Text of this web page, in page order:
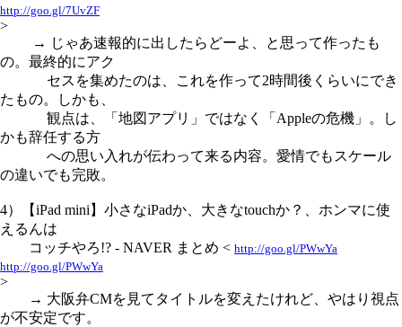
http://goo.gl/7UvZF
>
→ じゃあ速報的に出したらどーよ、と思って作ったも
の。最終的にアク
セスを集めたのは、これを作って2時間後くらいにでき
たもの。しかも、
観点は、「地図アプリ」ではなく「Appleの危機」。し
かも辞任する方
への思い入れが伝わって来る内容。愛情でもスケール
の違いでも完敗。
4）【iPad mini】小さなiPadか、大きなtouchか？、ホンマに使
えるんは
コッチやろ!? - NAVER まとめ < http://goo.gl/PWwYa
http://goo.gl/PWwYa
>
→ 大阪弁CMを見てタイトルを変えたけれど、やはり視点
が不安定です。